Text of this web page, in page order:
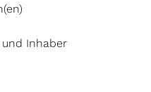
und Inhaber